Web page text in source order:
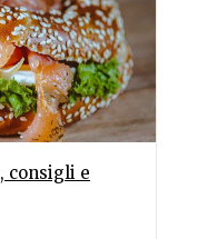
consigli e